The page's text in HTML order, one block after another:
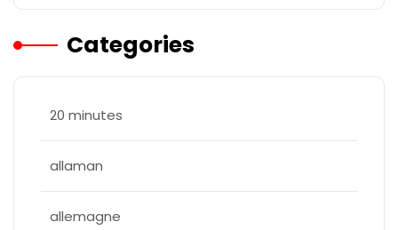
Categories
20 minutes
allaman
allemagne